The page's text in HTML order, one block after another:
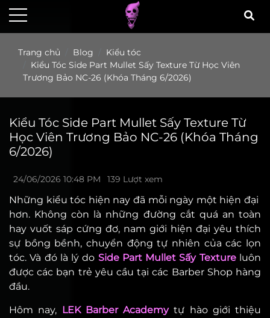
Trang chủ Blog
Kiểu tóc
Kiểu Tóc Side Part Mullet Sấy Texture Từ Học Viên
Trương Bảo NC-26 (Khóa Tháng 6/2026)
Kiểu Tóc Side Part Mullet Sấy Texture Từ
Học Viên Trương Bảo NC-26 (Khóa Tháng
6/2026)
24/06/2026 10:48 PM 139 Lượt xem
Những kiểu tóc hiện nay đã mỗi ngày một hiện đại
hơn. Không còn là những đường cắt quá an toàn
hay vuốt sáp cứng đơ, nam giới hiện đại yêu thích
sự bồng bềnh, chuyển động tự nhiên của các lọn
tóc. Và đó là lý do Side Part Mullet Sấy Textureluôn
được các bạn trẻ yêu cầu tại các Barber Shop hàng
đầu.
Hôm nay, LEK Barber Academytự hào giới thiệu